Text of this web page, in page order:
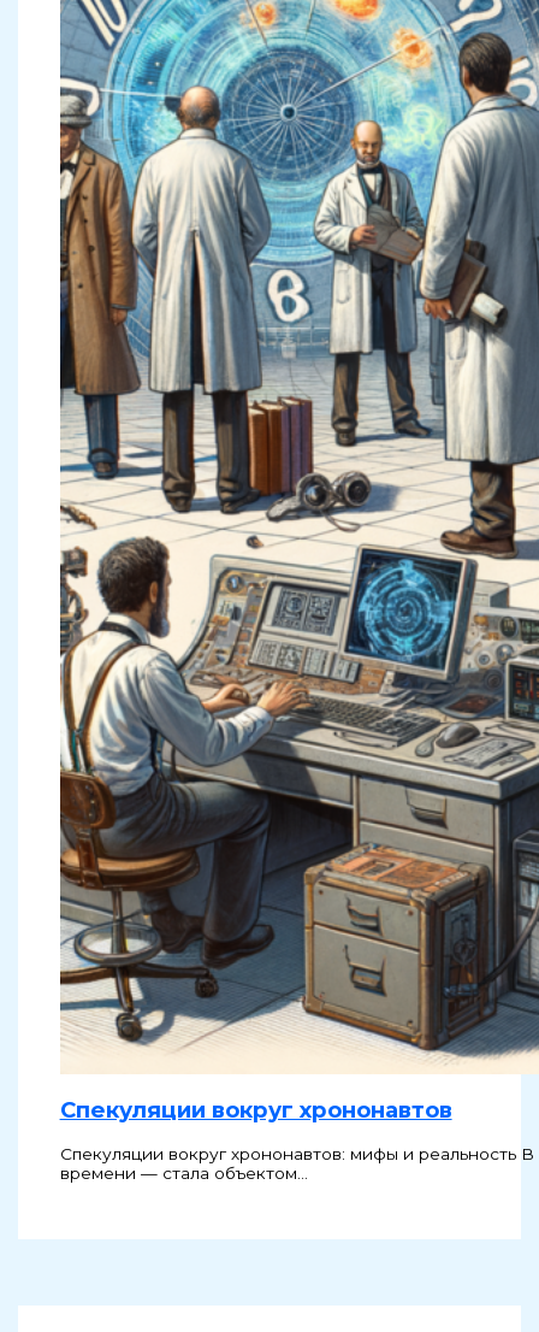
Спекуляции вокруг хрононавтов
Спекуляции вокруг хрононавтов: мифы и
времени — стала объектом…